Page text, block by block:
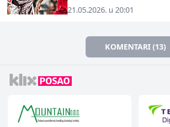
21.05.2026. u 20:01
KOMENTARI (13)